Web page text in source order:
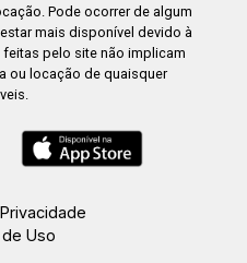
Pode ocorrer de algum
mais disponível devido à
pelo site não implicam
ou locação de quaisquer
Uso